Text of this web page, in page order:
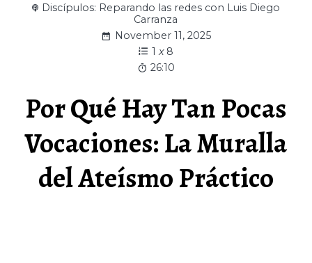
Discípulos: Reparando las redes con Luis Diego
Carranza
November 11, 2025
1 x 8
26:10
Por Qué Hay Tan Pocas
Vocaciones: La Muralla
del Ateísmo Práctico